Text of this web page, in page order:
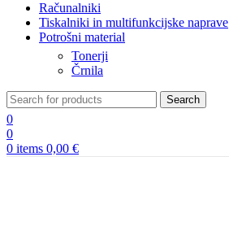
Računalniki
Tiskalniki in multifunkcijske naprave
Potrošni material
Tonerji
Črnila
Search
0
0
0 items 0,00 €